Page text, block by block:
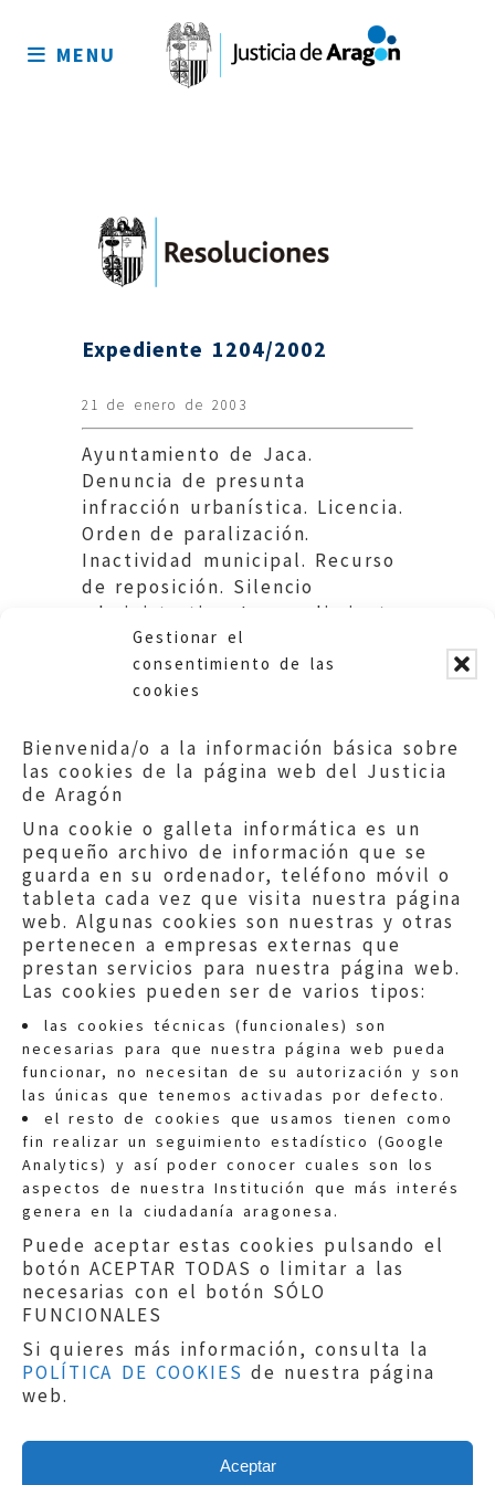
Gestionar el
consentimiento de las
cookies
Bienvenida/o a la información básica sobre
las cookies de la página web del Justicia
de Aragón
Una cookie o galleta informática es un
pequeño archivo de información que se
guarda en su ordenador, teléfono móvil o
tableta cada vez que visita nuestra página
web. Algunas cookies son nuestras y otras
pertenecen a empresas externas que
prestan servicios para nuestra página web.
Las cookies pueden ser de varios tipos:
las cookies técnicas (funcionales) son
necesarias para que nuestra página web pueda
funcionar, no necesitan de su autorización y son
las únicas que tenemos activadas por defecto.
el resto de cookies que usamos tienen como
fin realizar un seguimiento estadístico (Google
Analytics) y así poder conocer cuales son los
aspectos de nuestra Institución que más interés
genera en la ciudadanía aragonesa.
Puede aceptar estas cookies pulsando el
botón ACEPTAR TODAS o limitar a las
necesarias con el botón SÓLO
FUNCIONALES
Si quieres más información, consulta la
POLÍTICA DE COOKIES de nuestra página
web.
Aceptar
sitio
MENU
Expediente 1204/2002
21 de enero de 2003
Ayuntamiento de Jaca.
Denuncia de presunta
infracción urbanística. Licencia.
Orden de paralización.
Inactividad municipal. Recurso
de reposición. Silencio
administrativo. Incumplimiento
de obligación de resolver.
Quejas:quejas@eljusticiadearagon.es
Información general:
informacion@eljusticiadearagon.es
Teléfonos:900 210 210/
Aviso legal|Política de privacidad|
Protección de Datos
Política de cookies